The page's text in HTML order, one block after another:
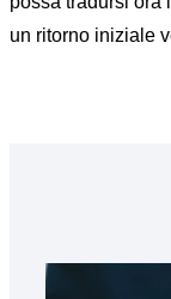
un ritorno iniziale